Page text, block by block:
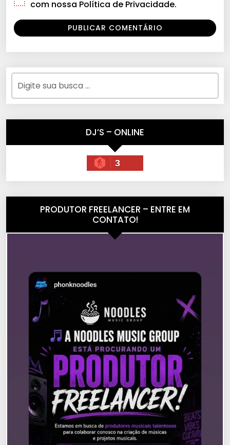
com nossa Política de Privacidade.
DJ’S – ONLINE
3
PRODUTOR FREELANCER – ENTRE EM
CONTATO!